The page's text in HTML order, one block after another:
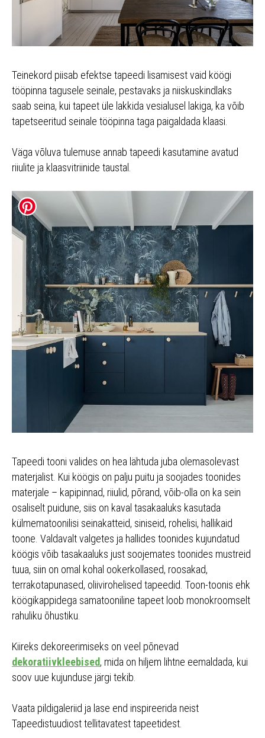
Teinekord piisab efektse tapeedi lisamisest vaid köögi
tööpinna tagusele seinale, pestavaks ja niiskuskindlaks
saab seina, kui tapeet üle lakkida vesialusel lakiga, ka võib
tapetseeritud seinale tööpinna taga paigaldada klaasi.
Väga võluva tulemuse annab tapeedi kasutamine avatud
riiulite ja klaasvitriinide taustal.
Tapeedi tooni valides on hea lähtuda juba olemasolevast
materjalist. Kui köögis on palju puitu ja soojades toonides
materjale – kapipinnad, riiulid, põrand, võib-olla on ka sein
osaliselt puidune, siis on kaval tasakaaluks kasutada
külmematoonilisi seinakatteid, siniseid, rohelisi, hallikaid
toone. Valdavalt valgetes ja hallides toonides kujundatud
köögis võib tasakaaluks just soojemates toonides mustreid
tuua, siin on omal kohal ookerkollased, roosakad,
terrakotapunased, oliivirohelised tapeedid. Toon-toonis ehk
köögikappidega samatooniline tapeet loob monokroomselt
rahuliku õhustiku.
Kiireks dekoreerimiseks on veel põnevad
dekoratiivkleebised, mida on hiljem lihtne eemaldada, kui
soov uue kujunduse järgi tekib.
Vaata pildigaleriid ja lase end inspireerida neist
Tapeedistuudiost tellitavatest tapeetidest.